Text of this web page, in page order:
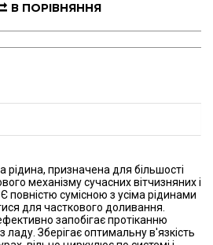
В ПОРІВНЯННЯ
рідина, призначена для більшості
механізму сучасних вітчизняних і
повністю сумісною з усіма рідинами
для часткового доливання.
запобігає протіканню
ладу. Зберігає оптимальну в'язкість